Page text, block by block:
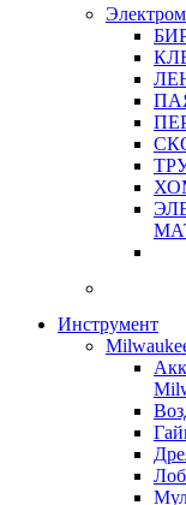
Инструмент